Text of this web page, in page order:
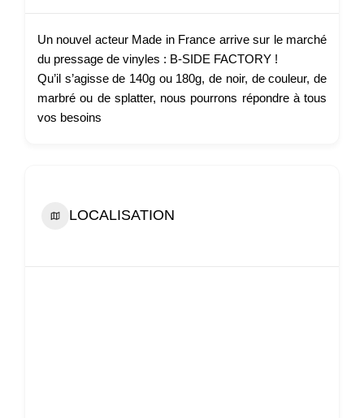
Un nouvel acteur Made in France arrive sur le marché
du pressage de vinyles : B-SIDE FACTORY !
Qu’il s’agisse de 140g ou 180g, de noir, de couleur, de
marbré ou de splatter, nous pourrons répondre à tous
vos besoins
LOCALISATION